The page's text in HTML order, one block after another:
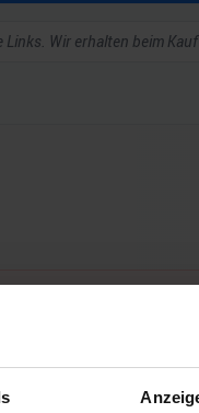
Wir erhalten beim